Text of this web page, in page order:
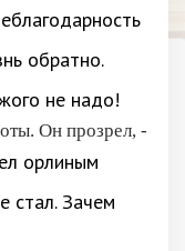
обратно.
не надо!
Он прозрел, -
орлиным
стал. Зачем